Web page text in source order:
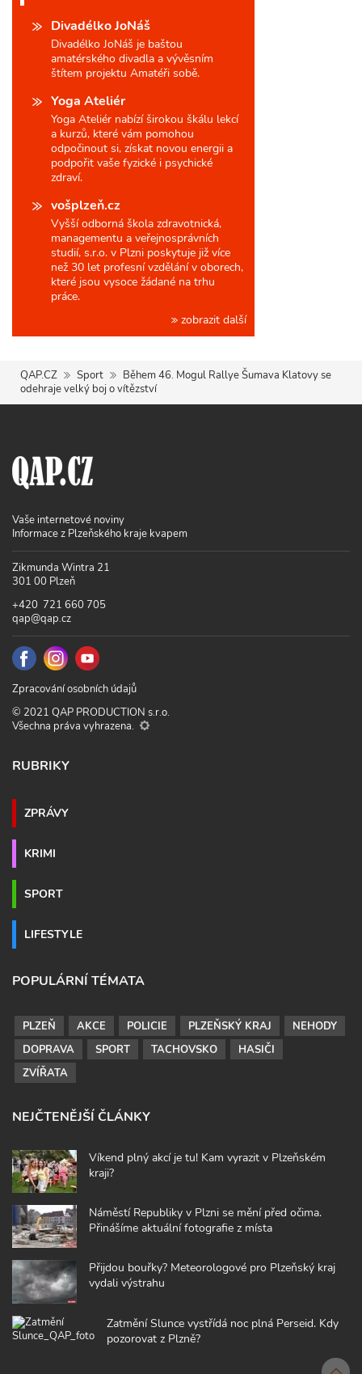
Divadélko JoNáš
Divadélko JoNáš je baštou
amatérského divadla a vývěsním
štítem projektu Amatéři sobě.
Yoga Ateliér
Yoga Ateliér nabízí širokou škálu lekcí
a kurzů, které vám pomohou
odpočinout si, získat novou energii a
podpořit vaše fyzické i psychické
zdraví.
vošplzeň.cz
Vyšší odborná škola zdravotnická,
managementu a veřejnosprávních
studií, s.r.o. v Plzni poskytuje již více
než 30 let profesní vzdělání v oborech,
které jsou vysoce žádané na trhu
práce.
zobrazit další
QAP.CZ Sport
Během 46. Mogul Rallye Šumava Klatovy se
odehraje velký boj o vítězství
Vaše internetové noviny
Informace z Plzeňského kraje kvapem
Zikmunda Wintra 21
301 00 Plzeň
+420 721 660 705
qap@qap.cz
Zpracování osobních údajů
© 2021 QAP PRODUCTION s.r.o.
Všechna práva vyhrazena.
RUBRIKY
ZPRÁVY
KRIMI
SPORT
LIFESTYLE
POPULÁRNÍ TÉMATA
PLZEŇ AKCE POLICIE PLZEŇSKÝ KRAJ
NEHODY
DOPRAVA
SPORT TACHOVSKO
HASIČI
ZVÍŘATA
NEJČTENĚJŠÍ ČLÁNKY
Víkend plný akcí je tu! Kam vyrazit v Plzeňském
kraji?
Náměstí Republiky v Plzni se mění před očima.
Přinášíme aktuální fotografie z místa
Přijdou bouřky? Meteorologové pro Plzeňský kraj
vydali výstrahu
Zatmění Slunce vystřídá noc plná Perseid. Kdy
pozorovat z Plzně?